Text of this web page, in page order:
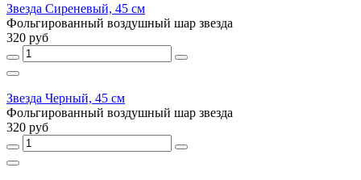
Звезда Сиреневый, 45 см
Фольгированный воздушный шар звезда
320 руб
Звезда Черный, 45 см
Фольгированный воздушный шар звезда
320 руб